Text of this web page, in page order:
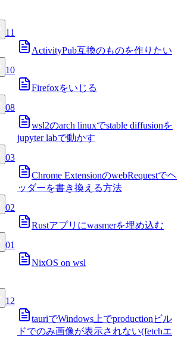
11
ActivityPub互換のものを作りたい
10
Firefoxをいじる
08
wsl2のarch linuxでstable diffusionを
jupyter labで動かす
03
Chrome ExtensionのwebRequestでヘ
ッダーを書き換える方法
02
Rustアプリにwasmerを埋め込む
01
NixOS on wsl
12
tauriでWindows上でproductionビル
ドでのみ画像が表示されない(fetchエ